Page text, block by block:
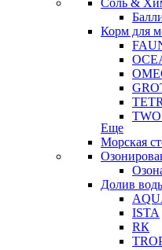
Соль &
Корм для
Еще
Морская
Долив
ISTA
RК